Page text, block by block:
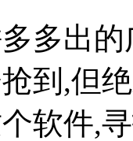
多出
到,但
软件,